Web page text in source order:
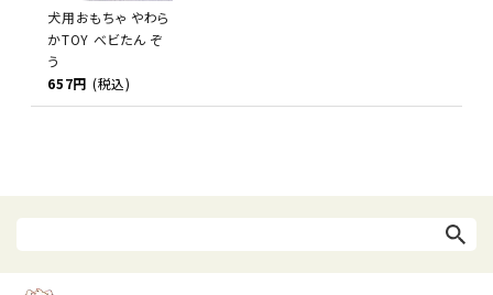
犬用おもちゃ やわら
かTOY べビたん ぞ
う
657円 (税込)